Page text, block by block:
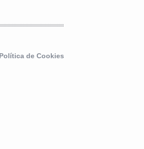
Política de Cookies